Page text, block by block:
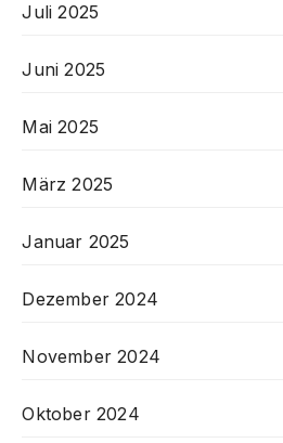
Juli 2025
Juni 2025
Mai 2025
März 2025
Januar 2025
Dezember 2024
November 2024
Oktober 2024